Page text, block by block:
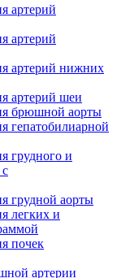
артерий
артерий
артерий нижних
артерий шеи
брюшной аорты
гепатобилиарной
грудного и
грудной аорты
легких и
почек
артерии